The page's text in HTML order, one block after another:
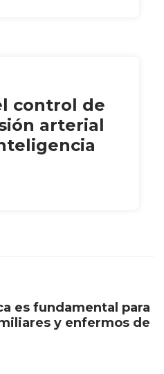
control de
arterial
es fundamental para
y enfermos de